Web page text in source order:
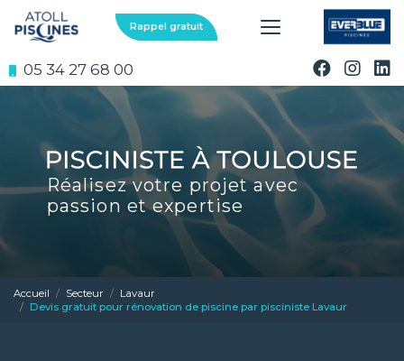
au
contenu
05 34 27 68 00
Rappel gratuit
Réalisez votre projet avec
passion et expertise
Accueil Secteur
Lavaur
Devis gratuit pour rénovation de piscine par pisciniste Lavaur